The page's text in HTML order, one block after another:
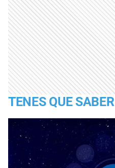
TENES QUE SABER